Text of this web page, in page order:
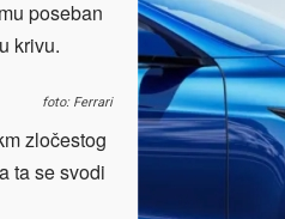
poseban
krivu.
foto: Ferrari
zločestog
ta se svodi